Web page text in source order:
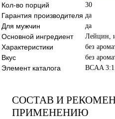
Кол-во порций 30
Гарантия производителя да
Для мужчин да
Основной ингредиент Лейцин,
Характеристики без
Вкус без
Элемент каталога BCAA
СОСТАВ И
ПРИМЕНЕНИЮ